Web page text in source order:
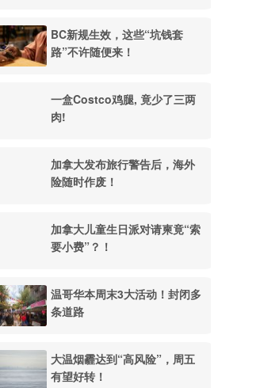
BC新规生效，这些“坑钱套
路”不许随便来！
一盒Costco鸡腿, 竟少了三两
肉!
加拿大发布旅行警告后，海外
险随时作废！
加拿大儿童生日派对请柬竟“索
要小费”？！
温哥华本周末3大活动！封闭多
条道路
大温烟霾达到“高风险”，周五
有望好转！